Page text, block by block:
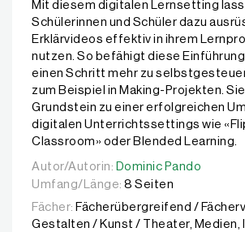
Mit diesem digitalen Lernsetting
Schülerinnen und Schüler dazu
Erklärvideos effektiv in ihrem
nutzen. So befähigt diese
einen Schritt mehr zu
zum Beispiel in Making-Projekten.
Grundstein zu einer erfolgreichen
digitalen Unterrichtssettings wie
Classroom» oder Blended Learning.
Autor/Autorin: Dominic Pando
Autor/Autorin: Dominic Pando
Umfang/Länge: 8 Seiten
Fächer: Fächerübergreifend /
Gestalten / Kunst / Theater, Medien,